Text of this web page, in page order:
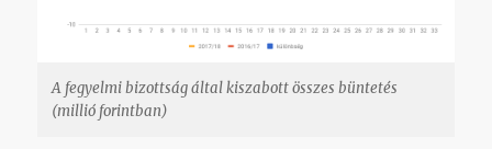
A fegyelmi bizottság által kiszabott összes büntetés
(millió forintban)